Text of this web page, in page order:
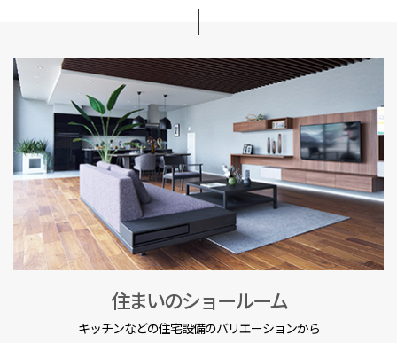
住まいのショールーム
キッチンなどの住宅設備のバリエーションから